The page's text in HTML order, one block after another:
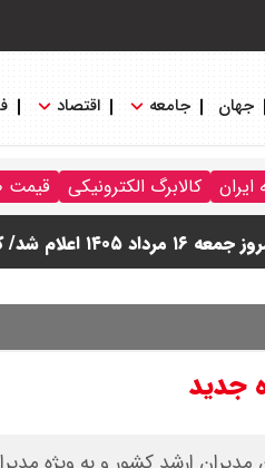
جهان جامعه اقتصاد
ایران کالابرگ الکترونیکی قیمت
اعلام شد + جدول
شد/ کاهش قیمت سکه
جدید